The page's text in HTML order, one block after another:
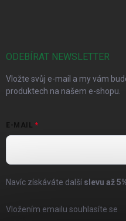
ODEBÍRAT NEWSLETTER
Vložte svůj e-mail a my vám
produktech na našem e-shopu.
E-MAIL
Navíc získáváte další slevu až
Vložením emailu souhlasíte se